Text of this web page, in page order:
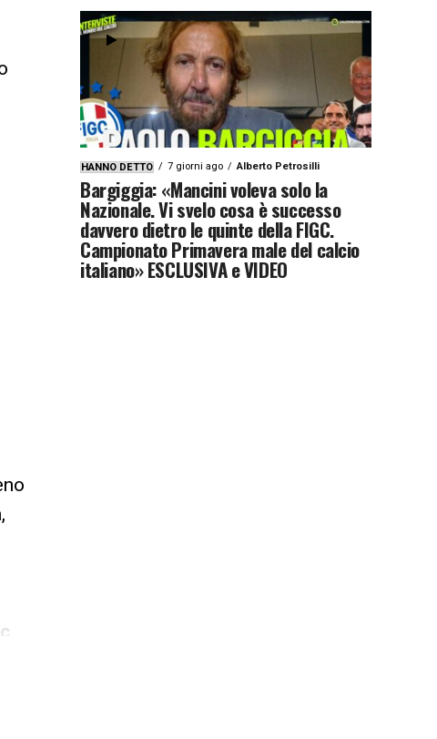
HANNO DETTO 7 giorni ago Alberto Petrosilli
Bargiggia: «Mancini voleva solo la
Nazionale. Vi svelo cosa è successo
davvero dietro le quinte della FIGC.
Campionato Primavera male del calcio
italiano» ESCLUSIVA e VIDEO